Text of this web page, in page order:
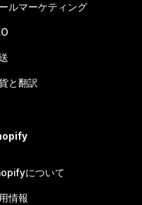
ルマーケティング
と翻訳
について
情報